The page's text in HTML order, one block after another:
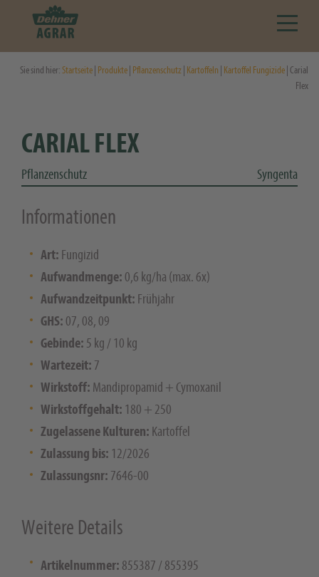
Sie sind hier:Startseite Produkte Pflanzenschutz Kartoffeln Kartoffel Fungizide | Carial
Flex
CARIAL FLEX
Pflanzenschutz Syngenta
Informationen
Art: Fungizid
Aufwandmenge: 0,6 kg/ha (max. 6x)
Aufwandzeitpunkt: Frühjahr
GHS: 07, 08, 09
Gebinde: 5 kg / 10 kg
Wartezeit: 7
Wirkstoff: Mandipropamid + Cymoxanil
Wirkstoffgehalt: 180 + 250
Zugelassene Kulturen: Kartoffel
Zulassung bis: 12/2026
Zulassungsnr: 7646-00
Weitere Details
Artikelnummer: 855387 / 855395